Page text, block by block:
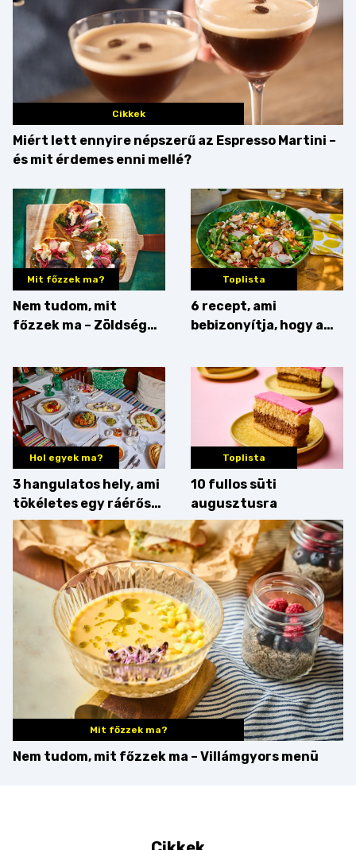
Cikkek
Miért lett ennyire népszerű az Espresso Martini –
és mit érdemes enni mellé?
Mit főzzek ma?
Nem tudom, mit
főzzek ma – Zöldség
Toplista
6 recept, ami
bebizonyítja, hogy a
zseniális
Hol egyek ma?
3 hangulatos hely, ami
tökéletes egy ráérős
hétvégi ebédhez
Toplista
10 fullos süti
augusztusra
Mit főzzek ma?
Nem tudom, mit főzzek ma – Villámgyors menü